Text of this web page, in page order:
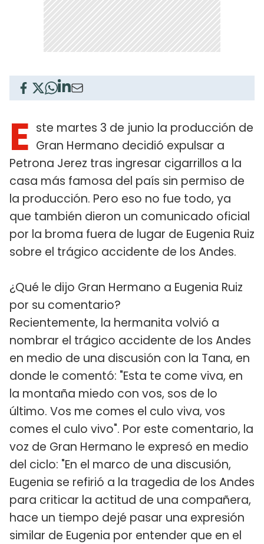
E ste martes 3 de junio la producción de
Gran Hermano decidió expulsar a
Petrona Jerez tras ingresar cigarrillos a la
casa más famosa del país sin permiso de
la producción. Pero eso no fue todo, ya
que también dieron un comunicado oficial
por la broma fuera de lugar de Eugenia Ruiz
sobre el trágico accidente de los Andes.
¿Qué le dijo Gran Hermano a Eugenia Ruiz
por su comentario?
Recientemente, la hermanita volvió a
nombrar el trágico accidente de los Andes
en medio de una discusión con la Tana, en
donde le comentó: "Esta te come viva, en
la montaña miedo con vos, sos de lo
último. Vos me comes el culo viva, vos
comes el culo vivo". Por este comentario, la
voz de Gran Hermano le expresó en medio
del ciclo: "En el marco de una discusión,
Eugenia se refirió a la tragedia de los Andes
para criticar la actitud de una compañera,
hace un tiempo dejé pasar una expresión
similar de Eugenia por entender que en el